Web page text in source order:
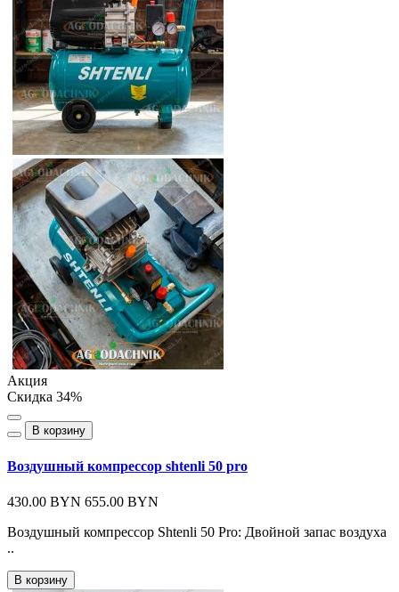
Акция
Скидка 34%
В корзину
Воздушный компрессор shtenli 50 pro
430.00 BYN 655.00 BYN
Воздушный компрессор Shtenli 50 Pro: Двойной запас воздуха
..
В корзину